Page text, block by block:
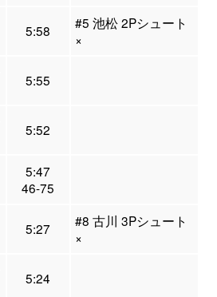
5:58
#5 池松 2Pシュート
×
5:55
5:52
5:47
46-75
5:27
#8 古川 3Pシュート
×
5:24